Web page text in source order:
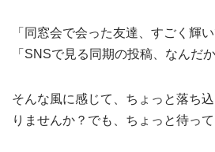
「同窓会で会った友達、すごく輝
「SNSで見る同期の投稿、なんだ
そんな風に感じて、ちょっと落ち
りませんか？でも、ちょっと待って